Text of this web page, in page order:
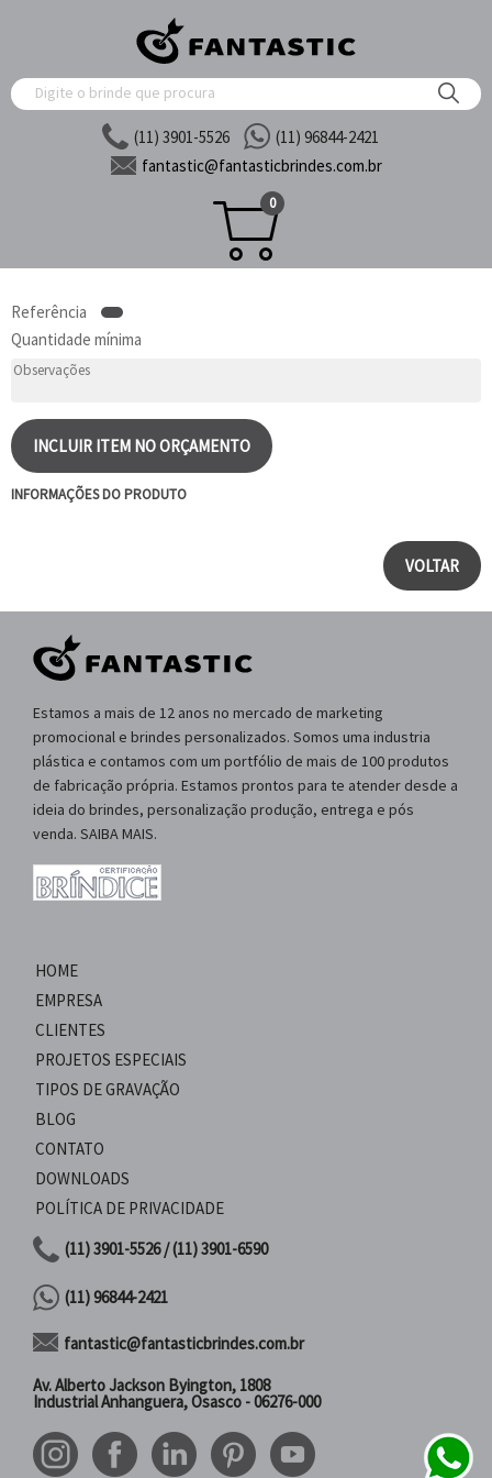
(11) 3901-5526
(11) 96844-2421
fantastic@fantasticbrindes.com.br
0
Referência
Quantidade mínima
INCLUIR ITEM NO ORÇAMENTO
INFORMAÇÕES DO PRODUTO
VOLTAR
Estamos a mais de 12 anos no mercado de marketing
promocional e brindes personalizados. Somos uma industria
plástica e contamos com um portfólio de mais de 100 produtos
de fabricação própria. Estamos prontos para te atender desde a
ideia do brindes, personalização produção, entrega e pós
venda. SAIBA MAIS.
HOME
EMPRESA
CLIENTES
PROJETOS ESPECIAIS
TIPOS DE GRAVAÇÃO
BLOG
CONTATO
DOWNLOADS
POLÍTICA DE PRIVACIDADE
(11) 3901-5526 / (11) 3901-6590
(11) 96844-2421
fantastic@fantasticbrindes.com.br
Av. Alberto Jackson Byington, 1808
Industrial Anhanguera, Osasco - 06276-000